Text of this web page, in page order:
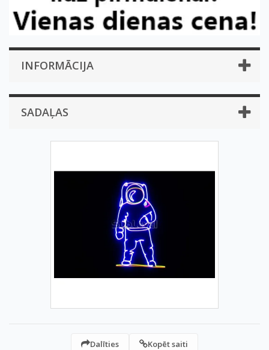
INFORMĀCIJA
SADAĻAS
Dalīties Kopēt saiti